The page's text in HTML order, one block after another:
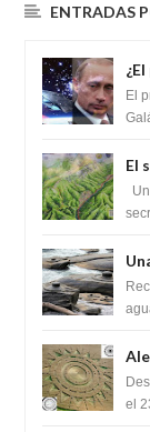
ENTRADAS
El
El
el